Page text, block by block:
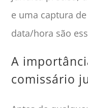
e uma captura
data/hora são
A
comissário